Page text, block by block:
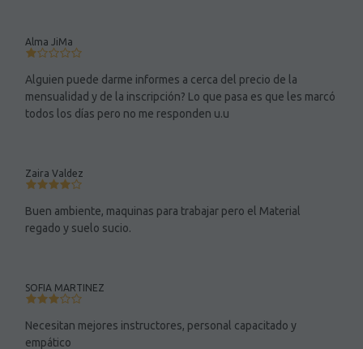
Alma JiMa
Alguien puede darme informes a cerca del precio de la
mensualidad y de la inscripción? Lo que pasa es que les marcó
todos los días pero no me responden u.u
Zaira Valdez
Buen ambiente, maquinas para trabajar pero el Material
regado y suelo sucio.
SOFIA MARTINEZ
Necesitan mejores instructores, personal capacitado y
empático